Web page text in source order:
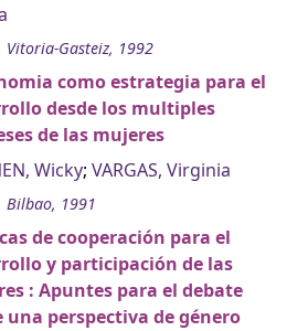
Vitoria-Gasteiz, 1992
como estrategia para el
desde los multiples
de las mujeres
Wicky; VARGAS, Virginia
Bilbao, 1991
de cooperación para el
y participación de las
: Apuntes para el debate
una perspectiva de género